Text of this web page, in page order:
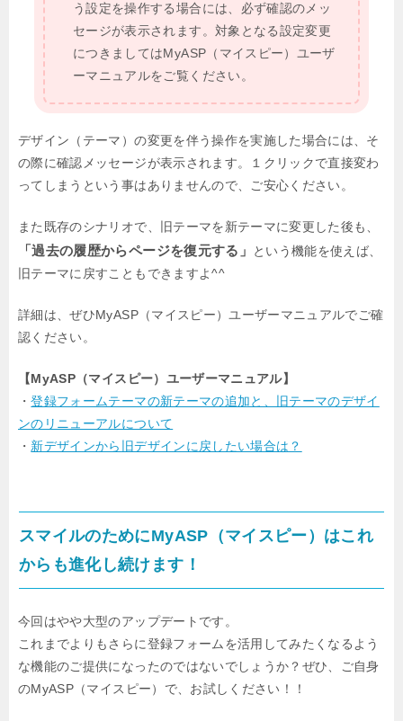
う設定を操作する場合には、必ず確認のメッ
セージが表示されます。対象となる設定変更
につきましてはMyASP（マイスピー）ユーザ
ーマニュアルをご覧ください。
デザイン（テーマ）の変更を伴う操作を実施した場合には、そ
の際に確認メッセージが表示されます。１クリックで直接変わ
ってしまうという事はありませんので、ご安心ください。
また既存のシナリオで、旧テーマを新テーマに変更した後も、
「過去の履歴からページを復元する」
という機能を使えば、
旧テーマに戻すこともできますよ^^
詳細は、ぜひMyASP（マイスピー）ユーザーマニュアルでご確
認ください。
【MyASP（マイスピー）ユーザーマニュアル】
・登録フォームテーマの新テーマの追加と、旧テーマのデザイ
ンのリニューアルについて
・ 新デザインから旧デザインに戻したい場合は？
スマイルのためにMyASP（マイスピー）はこれ
からも進化し続けます！
今回はやや大型のアップデートです。
これまでよりもさらに登録フォームを活用してみたくなるよう
な機能のご提供になったのではないでしょうか？ぜひ、ご自身
のMyASP（マイスピー）で、お試しください！！